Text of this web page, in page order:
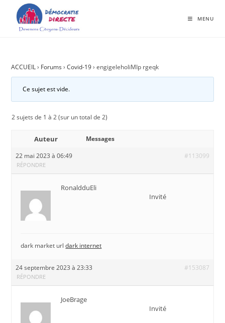
MENU
ACCUEIL › Forums › Covid-19 › engigeleholiMIp rgeqk
Ce sujet est vide.
2 sujets de 1 à 2 (sur un total de 2)
Auteur
Messages
22 mai 2023 à 06:49
#113099
RÉPONDRE
RonaldduEli
Invité
dark market urldark internet
24 septembre 2023 à 23:33 #153087
RÉPONDRE
JoeBrage
Invité